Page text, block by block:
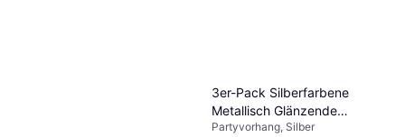
3er-Pack Silberfarbene
Metallisch Glänzende
Lametta Folien Fransen
Partyvorhang, Silber